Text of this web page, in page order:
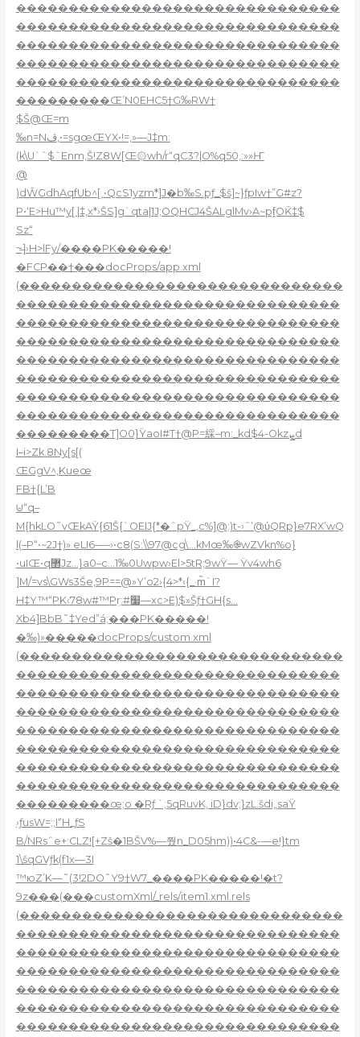
�������������������������������
�������������������������������
�������������������������������
�������������������������������
�������������������������������
���������Œ’N0EHC5†G‰RW†
$Š@Œ=m
‰n=Nڤ‚•=sgœŒYX•!=‚»—J‡m:
(k\U`ˆ$ˆEnm,Š!Z8W[Œ۞wh/r“qC3?|O%q50,:»»Ҥ
@
)dŴGdhAqfUb^[˲•QcS1yzm*]J�b‰S.pƒ_$š]~}ƒpIw†”G#z?
P•‘E>Hu™y[ |‡,x*›ŠS]g`qta|1J;OQHCJ4ŠALglMv›A~pf̭OǨ‡$
Sz“
~̶]›H>lFy/����PK�����!
�FCP��†���docProps/app.xml
(�������������������������������
�������������������������������
�������������������������������
�������������������������������
�������������������������������
�������������������������������
�������������������������������
�������������������������������
���������T]O0}ŸaoI#T†@P=綵–m:_kd$4-Okzܨd
I–i>Zk.8Ny[s[(
ŒGgV^‚Kueœ
FB†{L’B
⩁“q–
M{hkLO˜vŒkAŸ{61Š{`OEIJ{*�ˆpŸ_‚c%]@;)t-›ˆ’@ύQRp}e7RX’wQ
l(–P“•~2J†)» eLI6—–›•c8(S:\\97@cg\…kMœ‰֎wZVkn%o}
•uIŒ•q޲Jz…}a0–c…1‰0Uwpw›El>5tR;9wŸ— Ÿv4wh6
]M/=vs\GWs3Še,9P==@»Y’o2›{4>*‹{_·m̏`I?
H‡Y™“PK‹78w#™Pܹr:#׷—xc>E)$»Šƒ†GH{s…
Xb4]BbB˜‡Yed”á;���PK�����!
�‰)»�����docProps/custom.xml
(�������������������������������
�������������������������������
�������������������������������
�������������������������������
�������������������������������
�������������������������������
�������������������������������
�������������������������������
���������œ;o �Rƒ `;5qRuvK, iD}dv;}zL.šdi„saŸ
›ƒusW=;;I“H_ƒS
B/NRsˆe+:CLZ![+Zš�1BŠV%—쭸n_D05hm))•4C&-—e!}tm
1\šqGVƒk(f1x—3I
™юZ’K—˜(3!2DO˜Y9†W7_����PK�����!�t?
9z���(���customXml/_rels/item1.xml.rels
(�������������������������������
�������������������������������
�������������������������������
�������������������������������
�������������������������������
�������������������������������
�������������������������������